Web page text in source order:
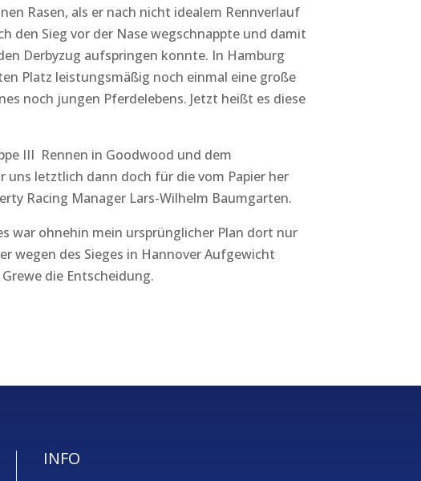
Rasen, als er nach nicht idealem Rennverlauf
den Sieg vor der Nase wegschnappte und damit
Derbyzug aufspringen konnte. In Hamburg
Platz leistungsmäßig noch einmal eine große
noch jungen Pferdelebens. Jetzt heißt es diese
III Rennen in Goodwood und dem
uns letztlich dann doch für die vom Papier her
Racing Manager Lars-Wilhelm Baumgarten.
war ohnehin mein ursprünglicher Plan dort nur
wegen des Sieges in Hannover Aufgewicht
die Entscheidung.
INFO